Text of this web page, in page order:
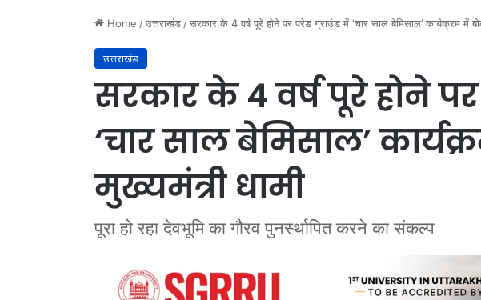
Home /उत्तराखंड/सरकार के 4 वर्ष पूरे होने पर परेड ग्राउंड में ‘चार साल बेमिसाल’ कार्यक्रम में
उत्तराखंड
सरकार के 4 वर्ष पूरे होने पर
‘चार साल बेमिसाल’
मुख्यमंत्री धामी
पूरा हो रहा देवभूमि का गौरव पुनर्स्थापित करने का संकल्प